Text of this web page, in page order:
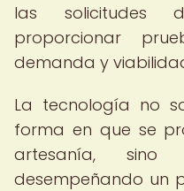
las solicitudes
proporcionar
demanda y
La tecnología no
forma en que se
artesanía,
desempeñando un